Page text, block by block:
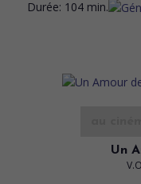
Durée: 104 min.
Un